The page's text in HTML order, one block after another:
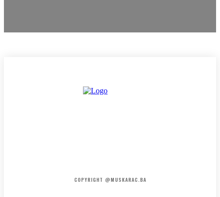
COPYRIGHT @MUSKARAC.BA